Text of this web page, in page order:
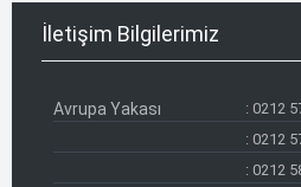
İletişim Bilgilerimiz
Avrupa Yakası : 0212
: 0212
: 0212